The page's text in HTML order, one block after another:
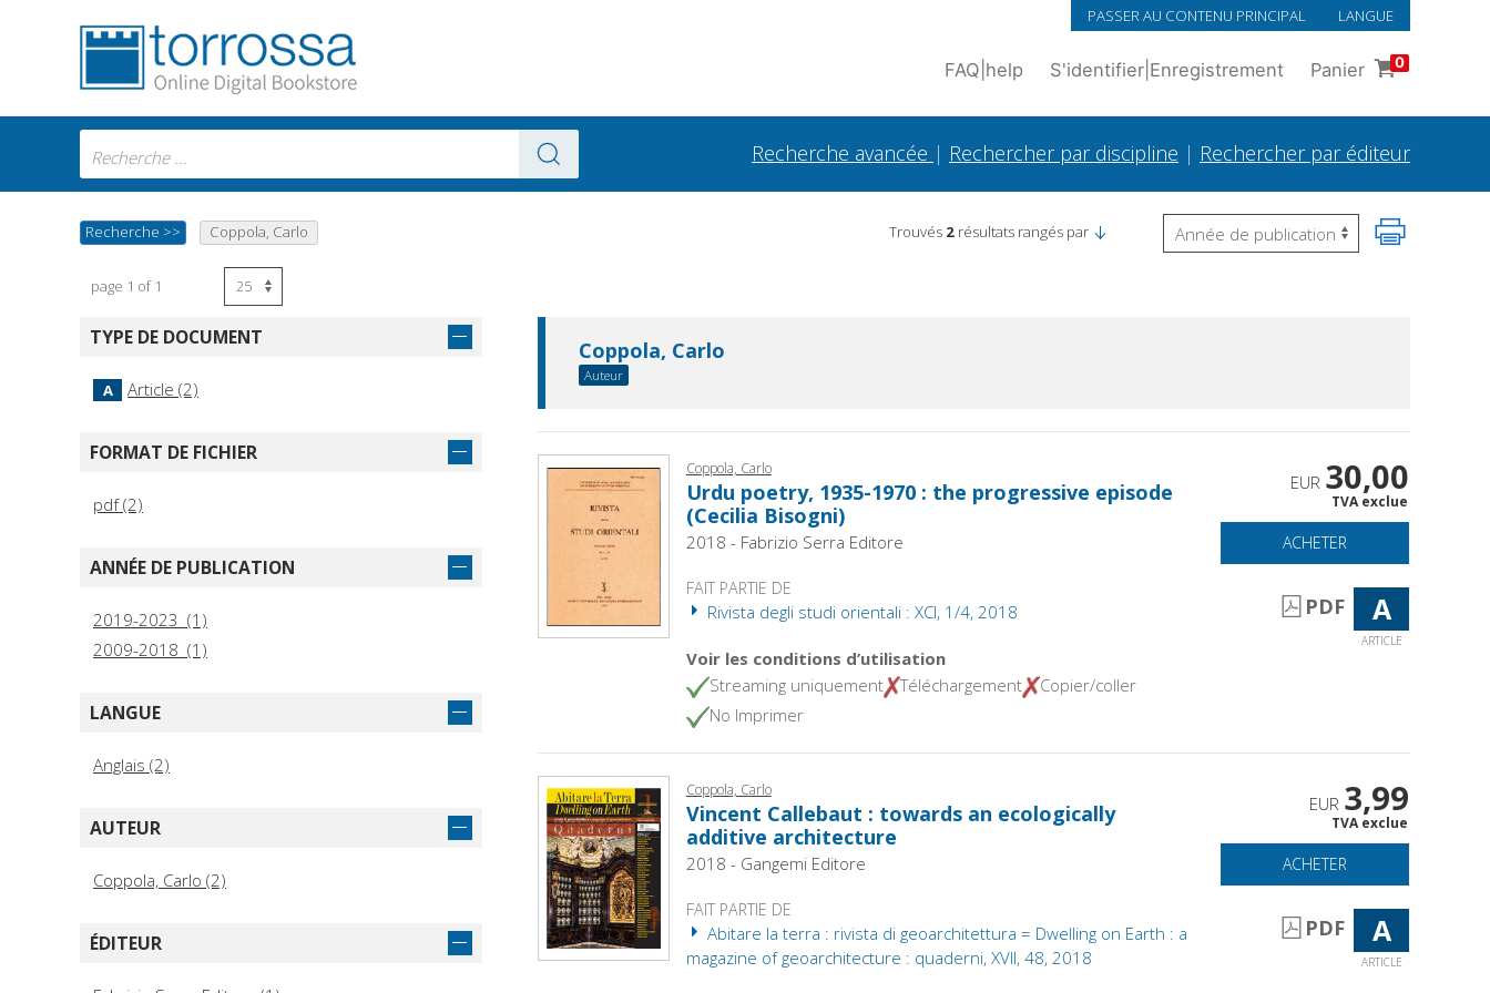
PASSER AU CONTENU PRINCIPAL LANGUE
FAQ help S'identifier Enregistrement Panier 0
Recherche avancée | Rechercher par discipline | Rechercher par éditeur
Recherche >> Coppola, Carlo Trouvés 2 résultats rangés par
page 1 of 1
TYPE DE DOCUMENT
A Article (2)
FORMAT DE FICHIER
pdf (2)
ANNÉE DE PUBLICATION
2019-2023 (1)
2009-2018 (1)
LANGUE
Anglais (2)
AUTEUR
Coppola, Carlo (2)
ÉDITEUR
Coppola, Carlo
Auteur
Coppola, Carlo
Urdu poetry, 1935-1970 : the progressive episode
(Cecilia Bisogni)
2018 - Fabrizio Serra Editore
FAIT PARTIE DE
Rivista degli studi orientali : XCI, 1/4, 2018
Voir les conditions d’utilisation
Streaming uniquement
Téléchargement
Copier/coller
No Imprimer
EUR 30,00
TVA exclue
ACHETER
PDF A
ARTICLE
Coppola, Carlo
Vincent Callebaut : towards an ecologically
additive architecture
2018 - Gangemi Editore
FAIT PARTIE DE
Abitare la terra : rivista di geoarchitettura = Dwelling on Earth : a
magazine of geoarchitecture : quaderni, XVII, 48, 2018
EUR 3,99
TVA exclue
ACHETER
PDF A
ARTICLE